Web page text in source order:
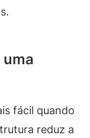
fácil quando
reduz a